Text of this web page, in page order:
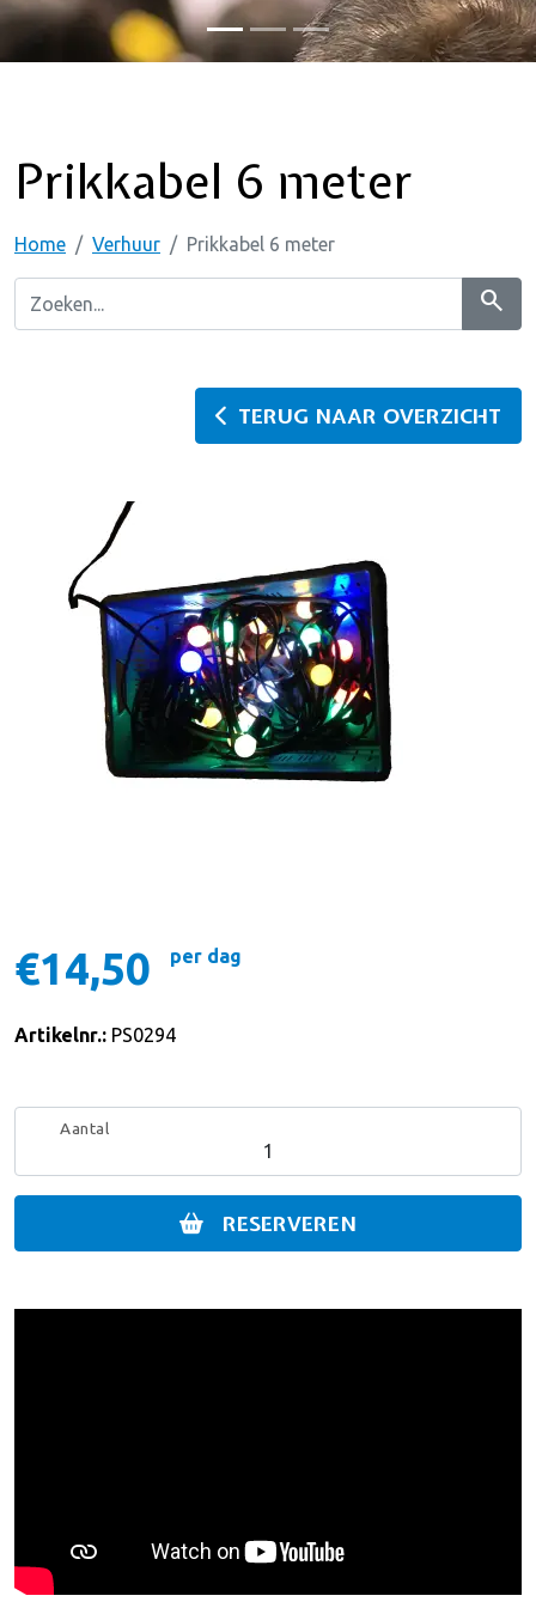
Prikkabel 6 meter
Home Verhuur Prikkabel 6 meter
search
TERUG NAAR OVERZICHT
€14,50 per dag
Artikelnr.: PS0294
Aantal
RESERVEREN